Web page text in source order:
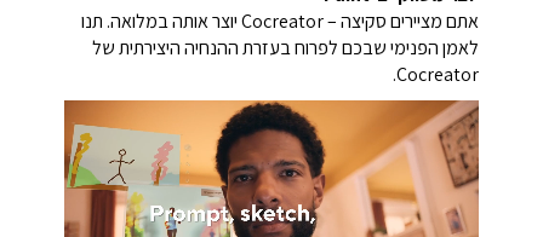
אתם מציירים סקיצה – Cocreator יוצר אותה במלואה.
תנו
לאמן הפנימי שבכם לפרוח בעזרת ההנחיה היצירתית של
Cocreator.